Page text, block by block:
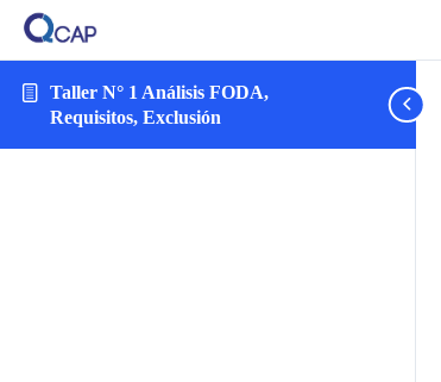
Taller N° 1 Análisis FODA,
Requisitos, Exclusión